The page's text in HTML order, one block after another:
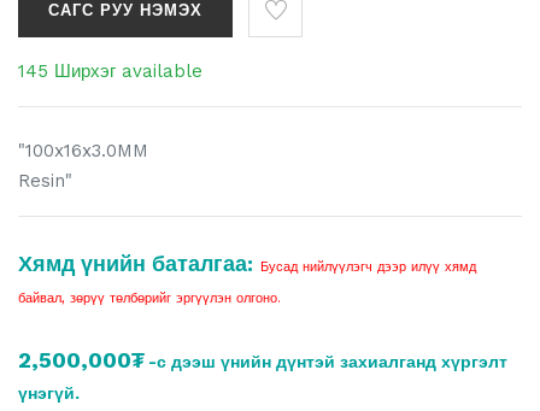
САГС РУУ НЭМЭХ
145 Ширхэг available
"100x16x3.0MM
Resin"
Хямд үнийн баталгаа:
Бусад нийлүүлэгч дээр илүү хямд
байвал, зөрүү төлбөрийг эргүүлэн олгоно.
2,500,000₮ -с дээш үнийн дүнтэй захиалганд хүргэлт
үнэгүй.